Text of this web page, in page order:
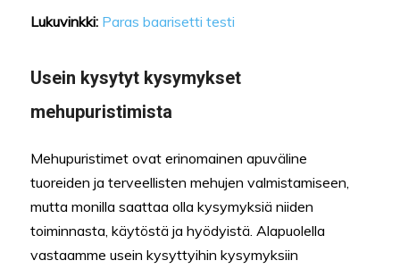
Lukuvinkki: Paras baarisetti testi
Usein kysytyt kysymykset
mehupuristimista
Mehupuristimet ovat erinomainen apuväline
tuoreiden ja terveellisten mehujen valmistamiseen,
mutta monilla saattaa olla kysymyksiä niiden
toiminnasta, käytöstä ja hyödyistä. Alapuolella
vastaamme usein kysyttyihin kysymyksiin